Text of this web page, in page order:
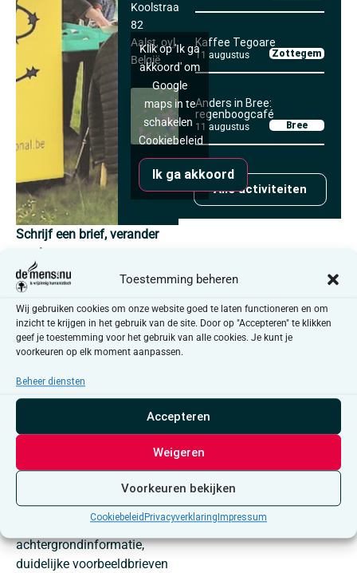
Toestemming beheren
Wij gebruiken cookies om onze website goed te laten functioneren en om
inzicht te krijgen in het gebruik van de site. Door op "Accepteren" te klikken
geef je toestemming voor het gebruik van alle cookies. Je kunt je
voorkeuren op elk moment aanpassen.
Beheer diensten
Accepteren
Weigeren
Voorkeuren bekijken
Cookiebeleid Privacyverklaring Impressum
Koolstraat 80-
82
Aalst, ovl9300
België
Klik op 'Ik ga
akkoord' om
Google
maps in te
schakelen
Cookiebeleid
Ik ga akkoord
Schrijf een brief, verander
een leven
Telkens wanneer ergens ter
wereld mensenrechten
worden geschonden, komt
Amnesty International in
actie. Ontelbare mensen
wereldwijd reageren elke dag
met een schrijfactie. Wij
Amnesty Dender, komen we
maandelijks samen in het
huisvandeMens Aalst. Wij
zorgen voor alle materialen,
achtergrondinformatie,
duidelijke voorbeeldbrieven
Kaffee Tegoare
11 augustus Zottegem
Anders in Bree:
regenboogcafé
11 augustus Bree
Alle activiteiten